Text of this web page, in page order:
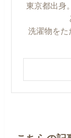
東京都出身
洗濯物をた